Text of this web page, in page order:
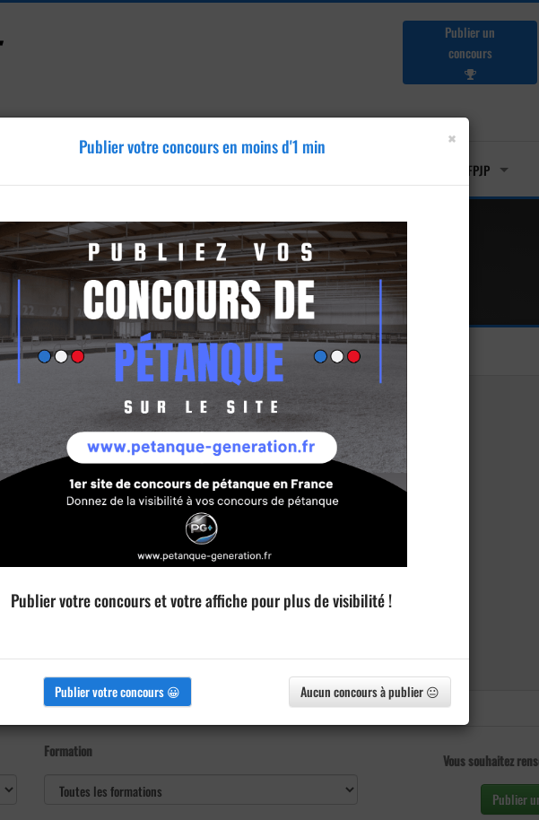
Publier un
concours
Licenciés FFPJP
la-Coudre
Formation
Vous souhaitez
Publier
×
Publier votre concours en moins d'1 min
Publier votre concours et votre affiche pour plus de visibilité !
Publier votre concours 😀 Aucun concours à publier 😐